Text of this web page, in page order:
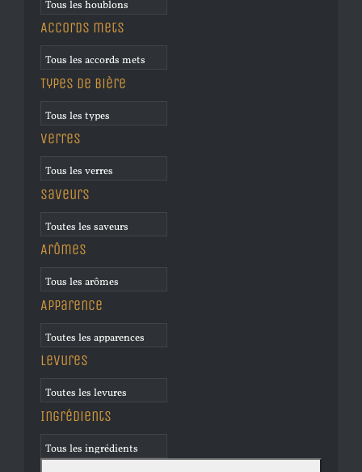
Accords mets
Types de bière
Verres
Saveurs
Arômes
Apparence
Levures
Ingrédients